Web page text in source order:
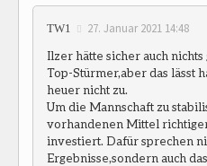
TW1 27. Januar 2021 14:48
Ilzer hätte sicher auch
Top-Stürmer,aber das lässt
heuer nicht zu.
Um die Mannschaft zu
vorhandenen Mittel
investiert. Dafür sprechen
Ergebnisse,sondern auch